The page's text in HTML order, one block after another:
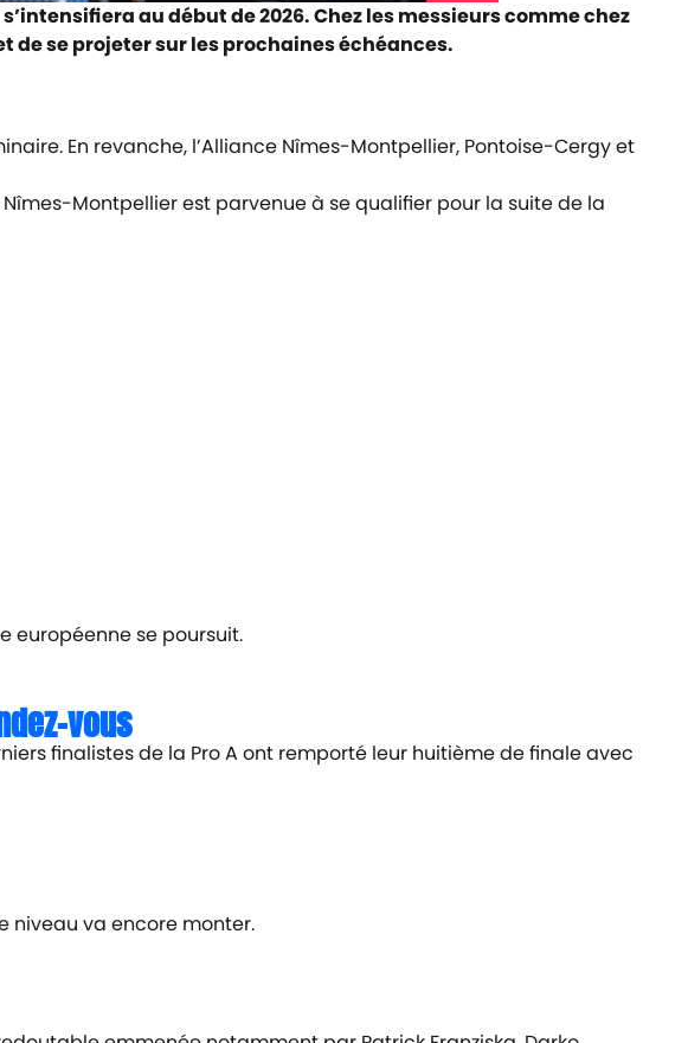
au début de 2026. Chez les messieurs comme chez
de se projeter sur les prochaines échéances.
En revanche, l’Alliance Nîmes-Montpellier, Pontoise-Cergy et
Montpellier est parvenue à se qualifier pour la suite de la
européenne se poursuit.
vous
finalistes de la Pro A ont remporté leur huitième de finale avec
niveau va encore monter.